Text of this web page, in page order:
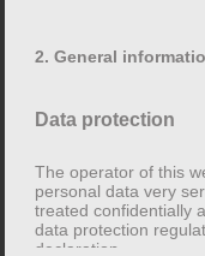
l’actualité du
(loi allemande sur
Selon les § 8 à 10
surveiller les
des tiers ou
une activité
2. General
Data protection
The operator of this
personal data very
treated confidentially
data protection
declaration.